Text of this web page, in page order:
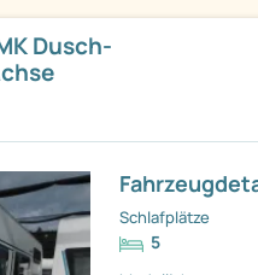
Dusch-
Schlafplätze
5